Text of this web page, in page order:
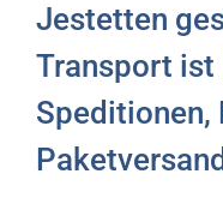
Jestetten
Transport ist
Speditionen,
Paketversand